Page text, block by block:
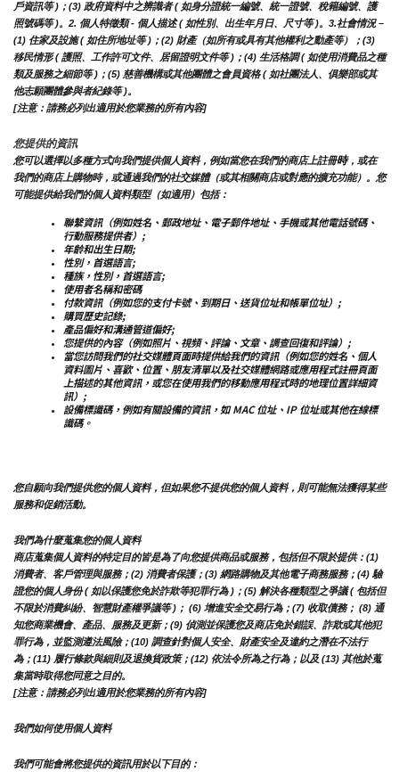
戶資訊等 )；(3) 政府資料中之辨識者 ( 如身分證統一編號、統一證號、稅籍編號、護
照號碼等 )。2. 個人特徵類 - 個人描述 ( 如性別、出生年月日、尺寸等 )。3.社會情況 –
(1) 住家及設施 ( 如住所地址等 )；(2) 財產（如所有或具有其他權利之動產等）；(3)
移民情形 ( 護照、工作許可文件、居留證明文件等 )；(4) 生活格調 ( 如使用消費品之種
類及服務之細節等 )；(5) 慈善機構或其他團體之會員資格 ( 如社團法人、俱樂部或其
他志願團體參與者紀錄等 )。
[注意：請務必列出適用於您業務的所有內容]
您提供的資訊
您可以選擇以多種方式向我們提供個人資料，例如當您在我們的商店上註冊時，或在
我們的商店上購物時，或通過我們的社交媒體（或其相關商店或對應的擴充功能）。您
可能提供給我們的個人資料類型（如適用）包括：
聯繫資訊（例如姓名、郵政地址、電子郵件地址、手機或其他電話號碼、
行動服務提供者）;
年齡和出生日期;
性別，首選語言;
種族，性別，首選語言;
使用者名稱和密碼
付款資訊（例如您的支付卡號、到期日、送貨位址和帳單位址）;
購買歷史記錄;
產品偏好和溝通管道偏好;
您提供的內容（例如照片、視頻、評論、文章、調查回復和評論）;
當您訪問我們的社交媒體頁面時提供給我們的資訊（例如您的姓名、個人
資料圖片、喜歡、位置、朋友清單以及社交媒體網路或應用程式註冊頁面
上描述的其他資訊，或您在使用我們的移動應用程式時的地理位置詳細資
訊）;
設備標識碼，例如有關設備的資訊，如 MAC 位址、IP 位址或其他在線標
識碼。
您自願向我們提供您的個人資料，但如果您不提供您的個人資料，則可能無法獲得某些
服務和促銷活動。
我們為什麼蒐集您的個人資料
商店蒐集個人資料的特定目的皆是為了向您提供商品或服務，包括但不限於提供：(1)
消費者、客戶管理與服務；(2) 消費者保護；(3) 網路購物及其他電子商務服務；(4) 驗
證您的個人身份 ( 如以保護您免於詐欺等犯罪行為 )；(5) 解決各種類型之爭議 ( 包括但
不限於消費糾紛、智慧財產權爭議等 )； (6) 增進安全交易行為；(7) 收取債務； (8) 通
知您商業機會、產品、服務及更新；(9) 偵測並保護您及商店免於錯誤、詐欺或其他犯
罪行為，並監測遵法風險；(10) 調查針對個人安全、財產安全及違約之潛在不法行
為；(11) 履行條款與細則及退換貨政策；(12) 依法令所為之行為；以及 (13) 其他於蒐
集當時取得您同意之目的。
[注意：請務必列出適用於您業務的所有內容]
我們如何使用個人資料
我們可能會將您提供的資訊用於以下目的：